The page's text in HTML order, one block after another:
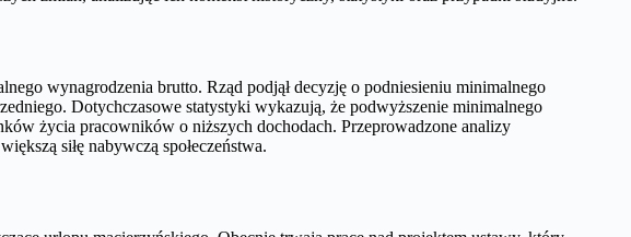
wynagrodzenia brutto. Rząd podjął decyzję o podniesieniu minimalnego
Dotychczasowe statystyki wykazują, że podwyższenie minimalnego
życia pracowników o niższych dochodach. Przeprowadzone analizy
siłę nabywczą społeczeństwa.